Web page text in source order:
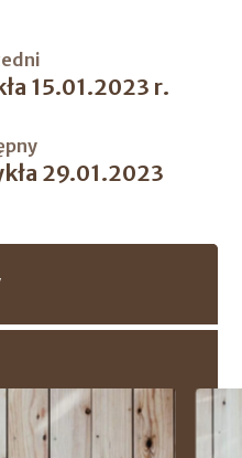
15.01.2023 r.
29.01.2023